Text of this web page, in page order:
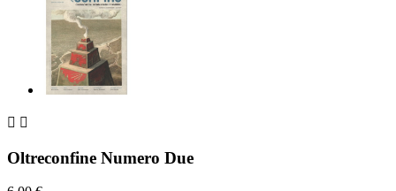
 
Oltreconfine Numero Due